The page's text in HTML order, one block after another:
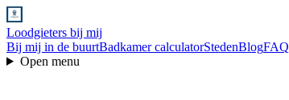
Loodgieters bij mij
Bij mij in de buurtBadkamer calculatorStedenBlogFAQ
Open menu